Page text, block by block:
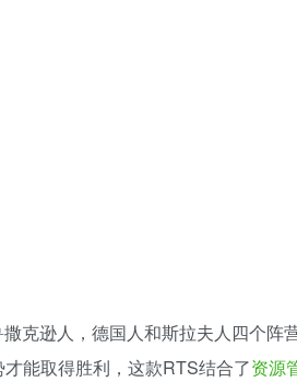
克逊人，德国人和斯拉夫人四个
才能取得胜利，这款RTS结合了资源